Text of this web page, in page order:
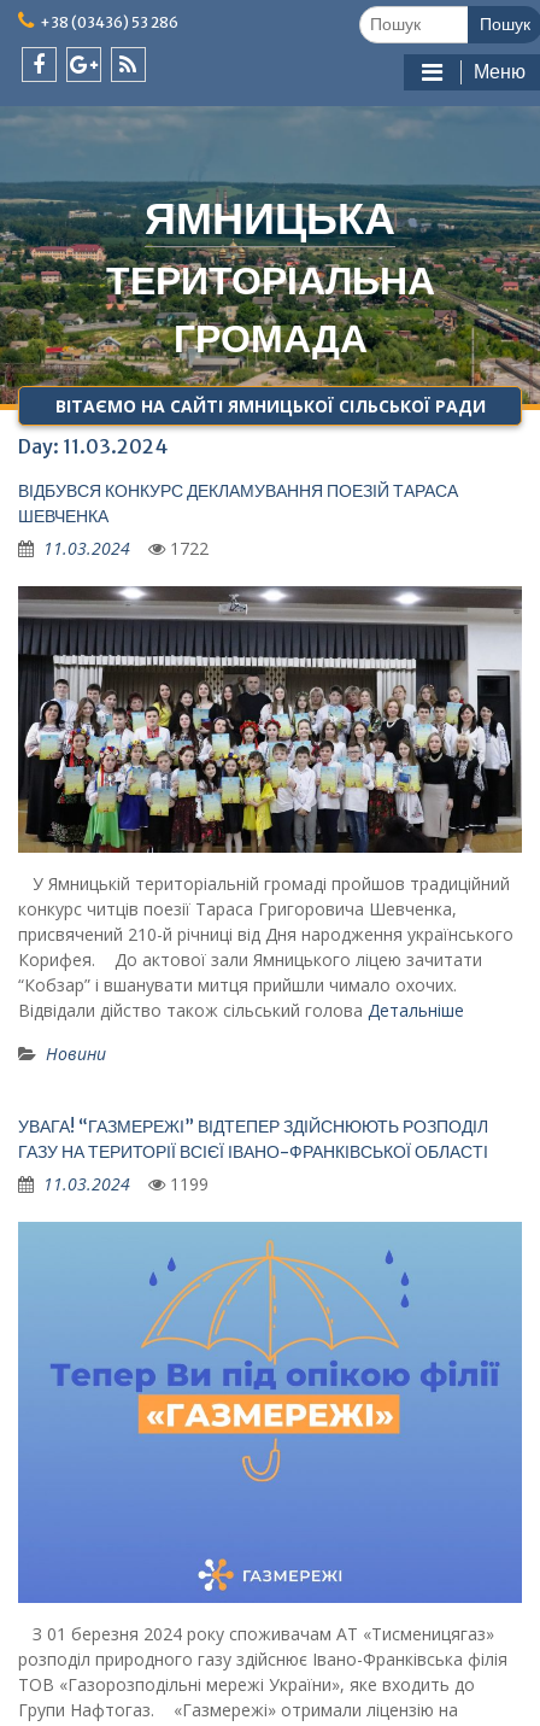
Skip
content
+38 (03436) 53 286
plus
ЯМНИЦЬКА
ТЕРИТОРІАЛЬНА
ГРОМАДА
Меню
ВІТАЄМО НА САЙТІ ЯМНИЦЬКОЇ СІЛЬСЬКОЇ РАДИ
Day: 11.03.2024
ВІДБУВСЯ КОНКУРС ДЕКЛАМУВАННЯ ПОЕЗІЙ ТАРАСА
ШЕВЧЕНКА
11.03.2024 1722
У Ямницькій територіальній громаді пройшов традиційний
конкурс читців поезії Тараса Григоровича Шевченка,
присвячений 210-й річниці від Дня народження українського
Корифея. До актової зали Ямницького ліцею зачитати
“Кобзар” і вшанувати митця прийшли чимало охочих.
Відвідали дійство також сільський голова Детальніше
Новини
УВАГА! “ГАЗМЕРЕЖІ” ВІДТЕПЕР ЗДІЙСНЮЮТЬ РОЗПОДІЛ
ГАЗУ НА ТЕРИТОРІЇ ВСІЄЇ ІВАНО-ФРАНКІВСЬКОЇ ОБЛАСТІ
11.03.2024 1199
З 01 березня 2024 року споживачам АТ «Тисменицягаз»
розподіл природного газу здійснює Івано-Франківська філія
ТОВ «Газорозподільні мережі України», яке входить до
Групи Нафтогаз. «Газмережі» отримали ліцензію на
Шукати: